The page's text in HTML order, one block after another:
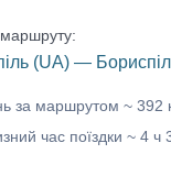
маршруту:
(UA) —
за маршрутом ~ 392
час поїздки ~ 4 ч